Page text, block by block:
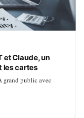
et Claude, un
les cartes
grand public avec